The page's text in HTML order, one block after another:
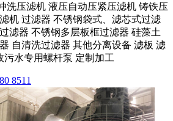
洗压滤机 液压自动压紧压滤机 铸铁压
机 过滤器 不锈钢袋式、滤芯式过滤
滤器 不锈钢多层板框过滤器 硅藻土
自清洗过滤器 其他分离设备 滤板 滤
污水专用螺杆泵 定制加工
8511